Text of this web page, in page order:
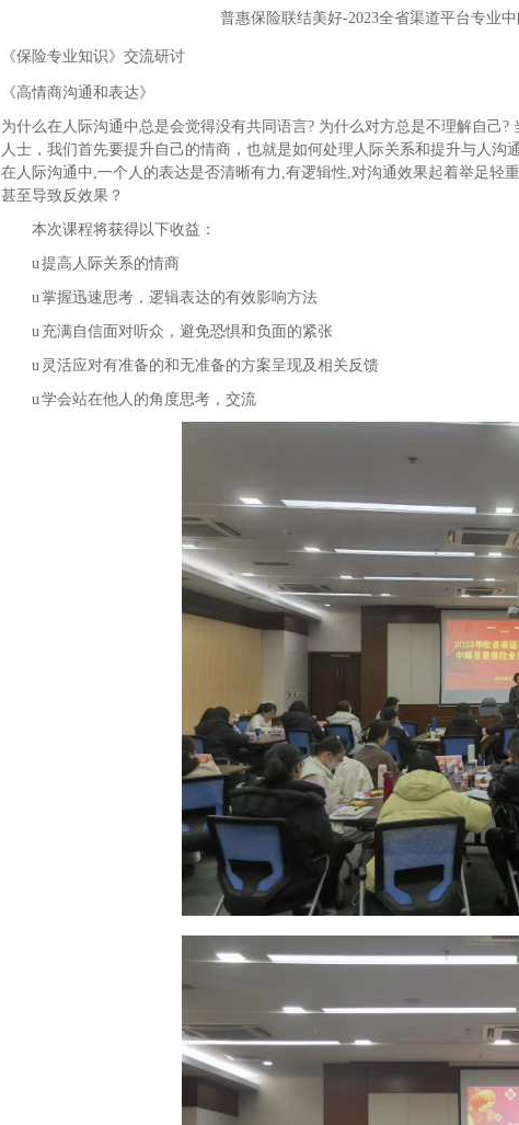
普惠保险联结美好-2023全省渠道平台专业
《保险专业知识》交流研讨
《高情商沟通和表达》
为什么在人际沟通中总是会觉得没有共同语言? 为什么对方总是不理解自己
人士，我们首先要提升自己的情商，也就是如何处理人际关系和提升与人沟通
在人际沟通中,一个人的表达是否清晰有力,有逻辑性,对沟通效果起着举足轻
甚至导致反效果？
本次课程将获得以下收益：
u提高人际关系的情商
u掌握迅速思考，逻辑表达的有效影响方法
u 充满自信面对听众，避免恐惧和负面的紧张
u 灵活应对有准备的和无准备的方案呈现及相关反馈
u学会站在他人的角度思考，交流